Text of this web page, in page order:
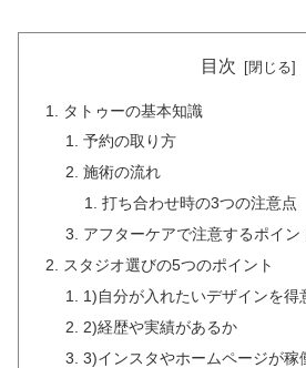
目次
タトゥーの基本知識
予約の取り方
施術の流れ
打ち合わせ時の3つの注意点
アフターケアで注意するポイン
スタジオ選びの5つのポイント
1)自分が入れたいデザインを得
2)経歴や実績があるか
3)インスタやホームページが稼